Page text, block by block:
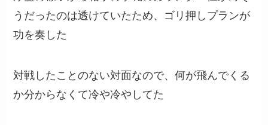
うだったのは透けていたため、ゴリ押しプランが
功を奏した
対戦したことのない対面なので、何が飛んでくる
か分からなくて冷や冷やしてた